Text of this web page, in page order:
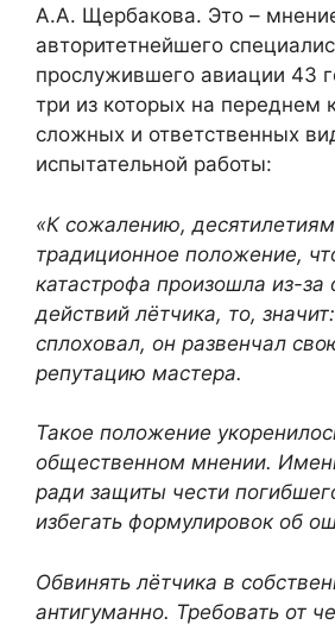
А.А. Щербакова. Это –
авторитетнейшего
прослужившего авиации 43
три из которых на переднем
сложных и ответственных
испытательной работы:
«К сожалению,
традиционное положение,
катастрофа произошла из-
действий лётчика, то,
сплоховал, он развенчал
репутацию мастера.
Такое положение
общественном мнении.
ради защиты чести
избегать формулировок об
Обвинять лётчика в
антигуманно. Требовать от